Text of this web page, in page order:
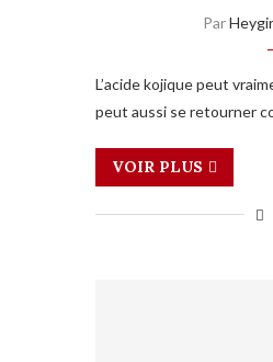
Par
L’acide kojique peut
peut aussi se retourner
VOIR PLUS